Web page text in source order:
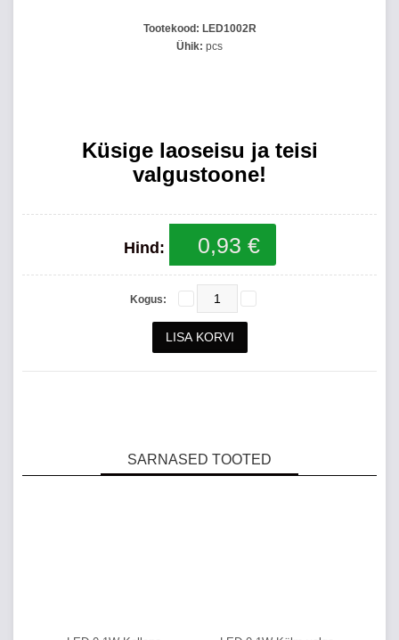
Tootekood: LED1002R
Ühik: pcs
Küsige laoseisu ja teisi
valgustoone!
Hind: 0,93 €
Kogus:
SARNASED TOOTED